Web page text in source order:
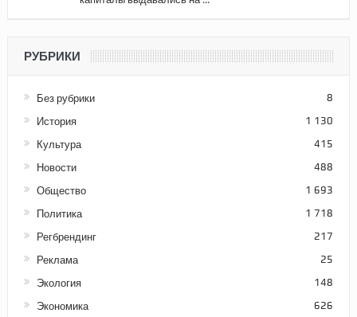
РУБРИКИ
Без рубрики 8
История 1 130
Культура 415
Новости 488
Общество 1 693
Политика 1 718
Регбрендинг 217
Реклама 25
Экология 148
Экономика 626